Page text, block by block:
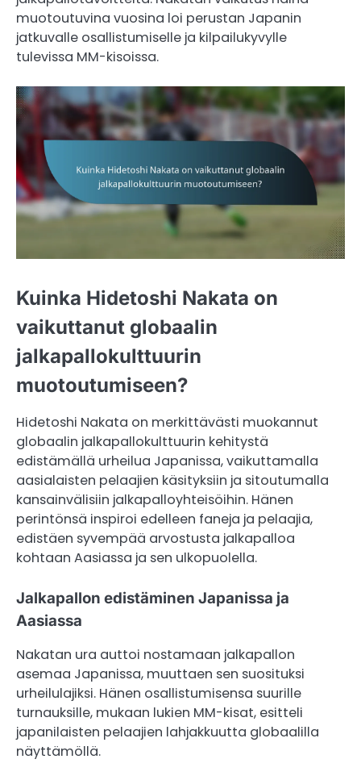
muotoutuvina vuosina loi perustan Japanin
jatkuvalle osallistumiselle ja kilpailukyvylle
tulevissa MM-kisoissa.
Kuinka Hidetoshi Nakata on
vaikuttanut globaalin
jalkapallokulttuurin
muotoutumiseen?
Hidetoshi Nakata on merkittävästi muokannut
globaalin jalkapallokulttuurin kehitystä
edistämällä urheilua Japanissa, vaikuttamalla
aasialaisten pelaajien käsityksiin ja sitoutumalla
kansainvälisiin jalkapalloyhteisöihin. Hänen
perintönsä inspiroi edelleen faneja ja pelaajia,
edistäen syvempää arvostusta jalkapalloa
kohtaan Aasiassa ja sen ulkopuolella.
Jalkapallon edistäminen Japanissa ja
Aasiassa
Nakatan ura auttoi nostamaan jalkapallon
asemaa Japanissa, muuttaen sen suosituksi
urheilulajiksi. Hänen osallistumisensa suurille
turnauksille, mukaan lukien MM-kisat, esitteli
japanilaisten pelaajien lahjakkuutta globaalilla
näyttämöllä.